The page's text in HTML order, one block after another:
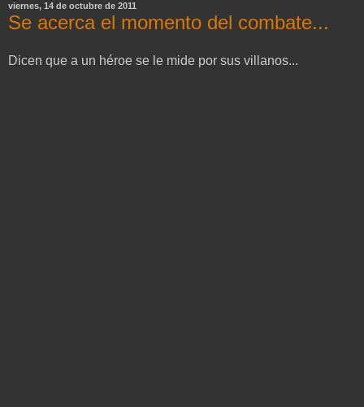
viernes, 14 de octubre de 2011
Se acerca el momento del combate...
Dicen que a un héroe se le mide por sus villanos...